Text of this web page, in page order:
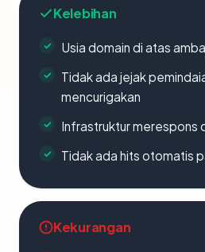
Kelebihan
Usia domain di atas
Tidak ada jejak
mencurigakan
Infrastruktur merespons
Tidak ada hits otomatis
Kekurangan